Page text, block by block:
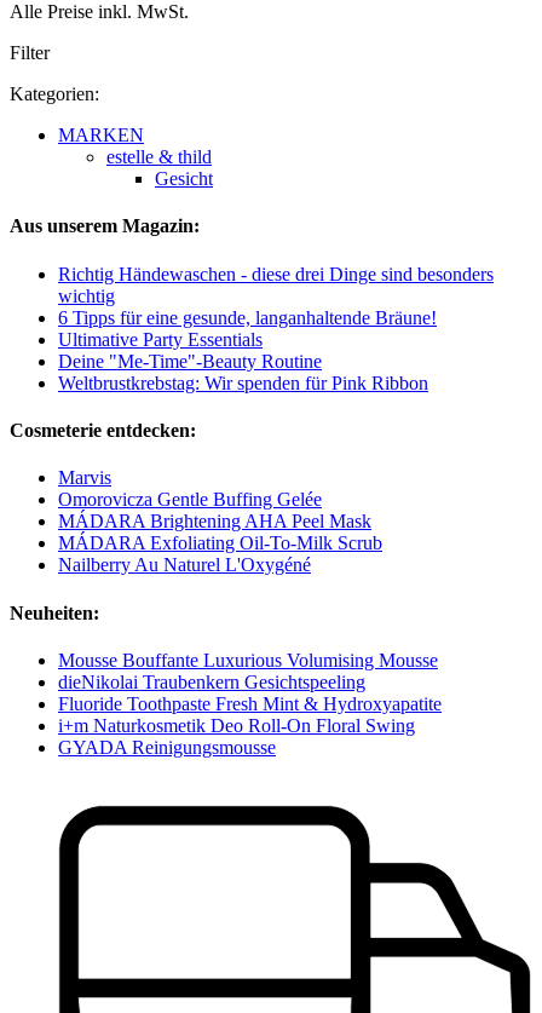
Alle Preise inkl. MwSt.
Filter
Kategorien:
MARKEN
estelle & thild
Gesicht
Aus unserem Magazin:
Richtig Händewaschen - diese drei Dinge sind besonders
wichtig
6 Tipps für eine gesunde, langanhaltende Bräune!
Ultimative Party Essentials
Deine "Me-Time"-Beauty Routine
Weltbrustkrebstag: Wir spenden für Pink Ribbon
Cosmeterie entdecken:
Marvis
Omorovicza Gentle Buffing Gelée
MÁDARA Brightening AHA Peel Mask
MÁDARA Exfoliating Oil-To-Milk Scrub
Nailberry Au Naturel L'Oxygéné
Neuheiten:
Mousse Bouffante Luxurious Volumising Mousse
dieNikolai Traubenkern Gesichtspeeling
Fluoride Toothpaste Fresh Mint & Hydroxyapatite
i+m Naturkosmetik Deo Roll-On Floral Swing
GYADA Reinigungsmousse